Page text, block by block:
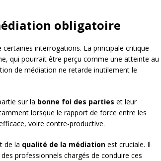
obligatoire
interrogations. La principale critique
qui pourrait être perçu comme une atteinte au
de médiation ne retarde inutilement le
sur la bonne foi des parties et leur
lorsque le rapport de force entre les
voire contre-productive.
de la qualité de la médiation est cruciale. Il
professionnels chargés de conduire ces